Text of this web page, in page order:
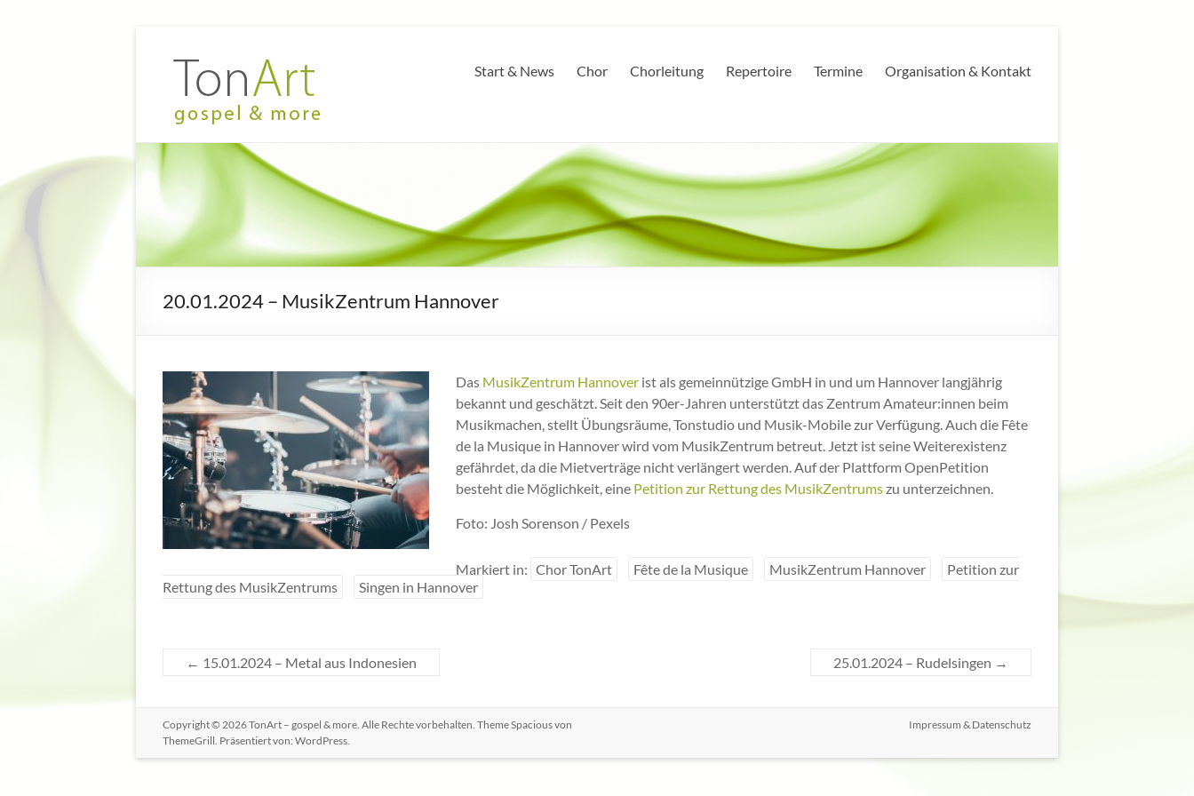
TonArt
gospel
&
more
Mein Chor
Hannover-
Linden
Start & News Chor Chorleitung Repertoire Termine Organisation & Kontakt
20.01.2024 – MusikZentrum Hannover
Das MusikZentrum Hannover ist als gemeinnützige GmbH in und um Hannover langjährig
bekannt und geschätzt. Seit den 90er-Jahren unterstützt das Zentrum Amateur:innen beim
Musikmachen, stellt Übungsräume, Tonstudio und Musik-Mobile zur Verfügung. Auch die Fête
de la Musique in Hannover wird vom MusikZentrum betreut. Jetzt ist seine Weiterexistenz
gefährdet, da die Mietverträge nicht verlängert werden. Auf der Plattform OpenPetition
besteht die Möglichkeit, eine Petition zur Rettung des MusikZentrumszu unterzeichnen.
Foto: Josh Sorenson / Pexels
Markiert in: Chor TonArt Fête de la Musique MusikZentrum Hannover
Petition zur
Rettung des MusikZentrums
Singen in Hannover
← 15.01.2024 – Metal aus Indonesien 25.01.2024 – Rudelsingen →
Copyright © 2026TonArt – gospel & more. Alle Rechte vorbehalten. ThemeSpaciousvon
ThemeGrill. Präsentiert von: WordPress.
Impressum & Datenschutz